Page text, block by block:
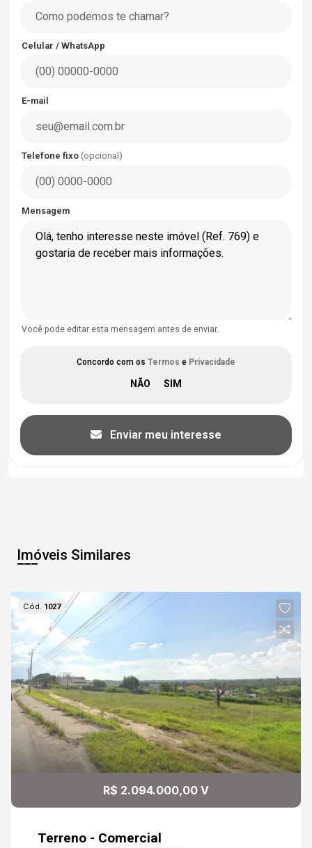
Celular / WhatsApp
E-mail
Telefone fixo (opcional)
Mensagem
Você pode editar esta mensagem antes de enviar.
Concordo com os Termos e Privacidade
Enviar meu interesse
Imóveis Similares
Cód. 1027
R$ 2.094.000,00 V
Terreno - Comercial